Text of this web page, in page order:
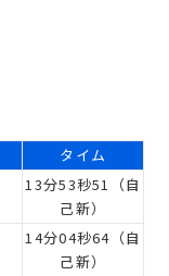
タイム
13分53秒51（自
己新）
14分04秒64（自
己新）